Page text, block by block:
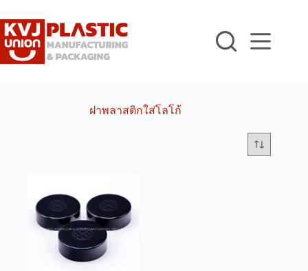
to
content
ฝาพลาสติกใส่โลโก้